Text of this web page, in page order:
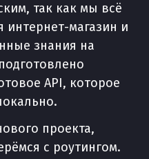
так как мы всё
интернет-магазин и
знания на
API, которое
проекта,
с роутингом.